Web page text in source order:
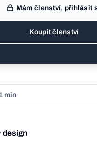
Mám členství, přihlásit
Koupit členství
min
design